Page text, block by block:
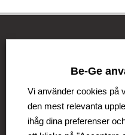
Be-Ge Koncernen
Be-Ge Koncernen är en
verksamhet i Sverige,
Litauen, Nederländerna
omfattar
Be-Ge
Vi använder cookies på
den mest relevanta
ihåg dina preferenser